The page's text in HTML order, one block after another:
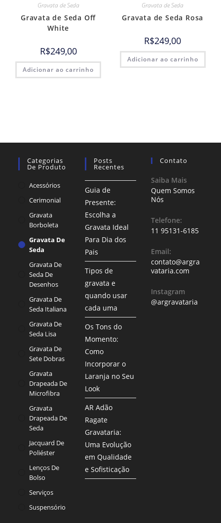
Gravata de Seda
Gravata de Seda Off
White
R$249,00
Adicionar ao carrinho
Gravata de Seda
Gravata de Seda Rosa
R$249,00
Adicionar ao carrinho
Categorias
De Produto
Acessórios
Cerimonial
Gravata
Borboleta
Gravata De
Seda
Gravata De
Seda De
Desenhos
Gravata De
Seda Italiana
Gravata De
Seda Lisa
Gravata De
Sete Dobras
Gravata
Drapeada De
Microfibra
Gravata
Drapeada De
Seda
Jacquard De
Poliéster
Lenços De
Bolso
Serviços
Suspensório
Posts
Recentes
Guia de
Presente:
Escolha a
Gravata Ideal
Para Dia dos
Pais
Tipos de
gravata e
quando usar
cada uma
Os Tons do
Momento:
Como
Incorporar o
Laranja no Seu
Look
AR Adão
Ragate
Gravataria:
Uma Evolução
em Qualidade
e Sofisticação
Contato
Saiba Mais
Quem Somos
Nós
Telefone:
11 95131-6185
Email:
contato@argra
vataria.com
Instagram
@argravataria